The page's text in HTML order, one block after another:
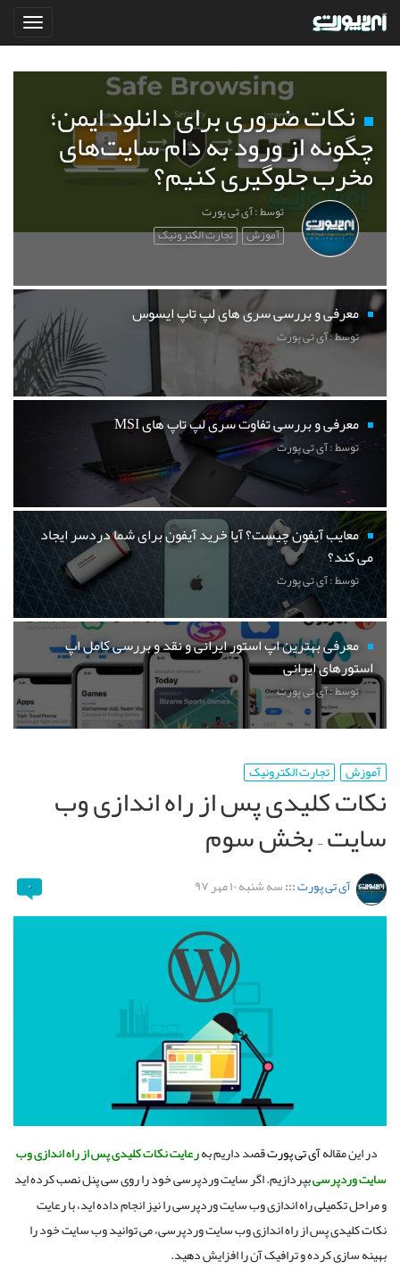
نکات ضروری برای دانلود ایمن؛
چگونه از ورود به دام سایت‌های
مخرب جلوگیری کنیم؟
توسط : آی تی پورت
آموزش تجارت الکترونیک
معرفی و بررسی سری های لپ تاپ ایسوس
توسط : آی تی پورت
معرفی و بررسی تفاوت سری لپ تاپ های MSI
توسط : آی تی پورت
معایب آیفون چیست؟ آیا خرید آیفون برای شما دردسر ایجاد
می کند؟
توسط : آی تی پورت
معرفی بهترین اپ استور ایرانی و نقد و بررسی کامل اپ
استورهای ایرانی
توسط : آی تی پورت
آموزش تجارت الکترونیک
نکات کلیدی پس از راه اندازی وب
سایت – بخش سوم
آی تی پورت:::سه شنبه ۱۰ مهر ۹۷ ۰
در این مقالهآی تی پورتقصد داریم بهرعایت نکات کلیدی پس از راه اندازی وب
سایت وردپرسیبپردازیم. اگر سایت وردپرسی خود را روی سی پنل نصب کرده اید
و مراحل تکمیلی راه اندازی وب سایت وردپرسی را نیز انجام داده اید، با رعایت
نکات کلیدی پس از راه اندازی وب سایت وردپرسی، می توانید وب سایت خود را
بهینه سازی کرده و ترافیک آن را افزایش دهید.